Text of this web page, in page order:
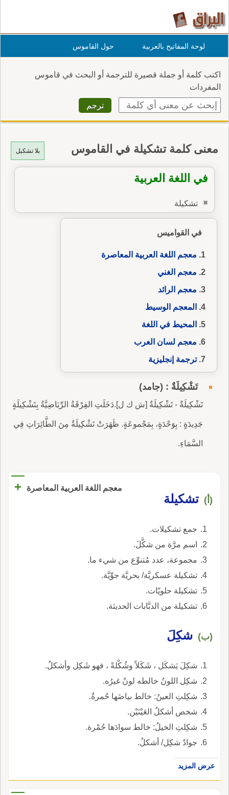
لوحة المفاتيح بالعربية حول القاموس
اكتب كلمة أو جملة قصيرة للترجمة أو البحث في قاموس
المفردات
بلا تشكيل معنى كلمة تشكيلة في القاموس
في اللغة العربية
تشكيلة
في القواميس
معجم اللغة العربية المعاصرة
معجم الغني
معجم الرائد
المعجم الوسيط
المحيط في اللغة
معجم لسان العرب
ترجمة إنجليزية
تَشْكِيلَةٌ : (جامد)
تَشْكِيلَةٌ - تَشْكِيلَةٌ [ش ك ل].دَخَلَتِ الفِرْقَةُ الرِّيَاضِيَّةُ بِتَشْكِيلَةٍ
جَدِيدَةٍ : بِوَحْدَةٍ، بِمَجْموعَةٍ. ظَهَرَتْ تَشْكِيلَةٌ مِنَ الطَّائِرَاتِ فِي
السَّمَاءِ.
معجم اللغة العربية المعاصرة +
(أ) تشكيلة
جمع تشكيلات.
اسم مرَّة من شكَّلَ.
مجموعة، عدد مُتنوِّع من شيء ما.
تشكيلة عسكريَّة/ بحريَّة جوِّيَّة.
تشكيلة حلويّات.
تشكيلة من الدبَّابات الحديثة.
(ب) شكِلَ
شكِلَ يَشكَل ، شَكَلاً وشُكْلةً ، فهو شَكِل وأشكلُ.
شكِل اللونُ خالطه لونٌ غيرُه.
شكِلتِ العينُ: خالط بياضَها حُمرةٌ.
شخص أشكلُ العَيْنَيْن.
شكِلتِ الخيلُ: خالط سوادَها حُمْرة.
جوادٌ شكِل/ أشكلُ.
عرض المزيد